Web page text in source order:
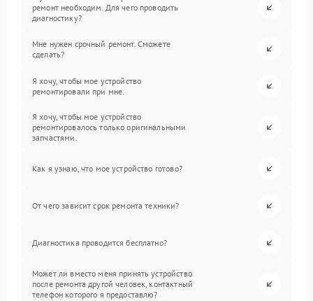
ремонт необходим. Для чего проводить
диагностику?
Мне нужен срочный ремонт. Сможете
сделать?
Я хочу, чтобы мое устройство
ремонтировали при мне.
Я хочу, чтобы мое устройство
ремонтировалось только оригинальными
запчастями.
Как я узнаю, что мое устройство готово?
От чего зависит срок ремонта техники?
Диагностика проводится бесплатно?
Может ли вместо меня принять устройство
после ремонта другой человек, контактный
телефон которого я предоставлю?